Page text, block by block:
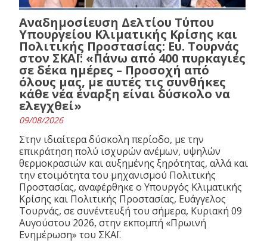
Αναδημοσίευση Δελτίου Τύπου
Υπουργείου Κλιματικής Κρίσης και
Πολιτικής Προστασίας: Ευ. Τουρνάς
στον ΣΚΑΪ: «Πάνω από 400 πυρκαγιές
σε δέκα ημέρες – Προσοχή από
όλους μας, με αυτές τις συνθήκες
κάθε νέα έναρξη είναι δύσκολο να
ελεγχθεί»
09/08/2026
Στην ιδιαίτερα δύσκολη περίοδο, με την
επικράτηση πολύ ισχυρών ανέμων, υψηλών
θερμοκρασιών και αυξημένης ξηρότητας, αλλά και
την ετοιμότητα του μηχανισμού Πολιτικής
Προστασίας, αναφέρθηκε ο Υπουργός Κλιματικής
Κρίσης και Πολιτικής Προστασίας, Ευάγγελος
Τουρνάς, σε συνέντευξή του σήμερα, Κυριακή 09
Αυγούστου 2026, στην εκπομπή «Πρωινή
Ενημέρωση» του ΣΚΑΪ.